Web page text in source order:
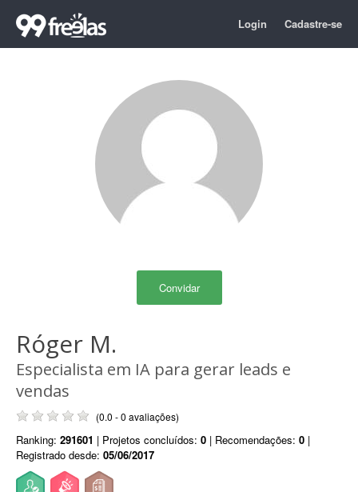
Login Cadastre-se
Convidar
Róger M.
Especialista em IA para gerar leads e
vendas
(0.0 - 0 avaliações)
Ranking: 291601 | Projetos concluídos: 0 | Recomendações: 0 |
Registrado desde: 05/06/2017